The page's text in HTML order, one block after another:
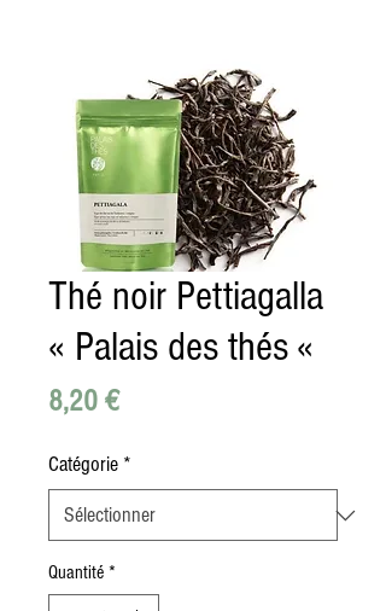
Thé noir Pettiagalla
« Palais des thés «
8,20 €Prix
Catégorie *
Quantité *